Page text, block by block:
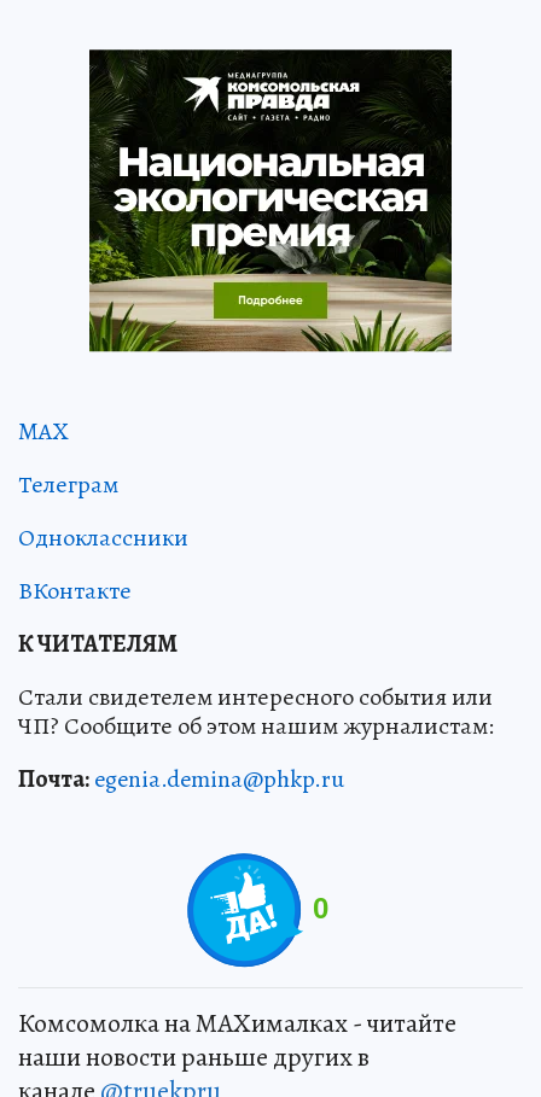
MAX
Телеграм
Одноклассники
ВКонтакте
К ЧИТАТЕЛЯМ
Стали свидетелем интересного события или
ЧП? Сообщите об этом нашим журналистам:
Почта:egenia.demina@phkp.ru
0
Комсомолка на MAXималках - читайте
наши новости раньше других в